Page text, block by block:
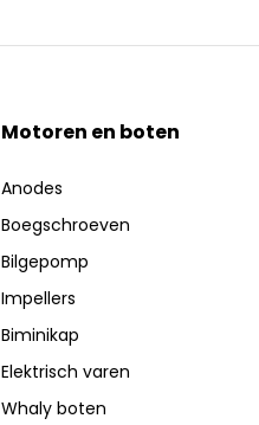
Motoren en boten
Anodes
Boegschroeven
Bilgepomp
Impellers
Biminikap
Elektrisch varen
Whaly boten